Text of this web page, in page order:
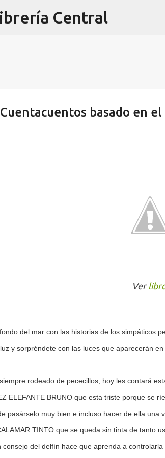
Central
basado en
Ver
del mar con las historias de los simpáticos
y sorpréndete con las luces que aparecerán
rodeado de pececillos, hoy les contará
ELEFANTE BRUNO que esta triste porque se
pasárselo muy bien e incluso hacer de ella una
TINTO que se queda sin tinta de tanto
consejo del delfín hace que aprenda a controlarla